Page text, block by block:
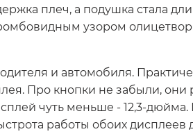
плеч, а подушка стала
узором
и автомобиля.
Про кнопки не забыли,
чуть меньше - 12,3-
работы обоих